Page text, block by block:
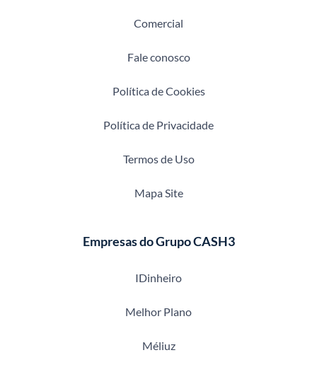
Comercial
Fale conosco
Política de Cookies
Política de Privacidade
Termos de Uso
Mapa Site
Empresas do Grupo CASH3
IDinheiro
Melhor Plano
Méliuz